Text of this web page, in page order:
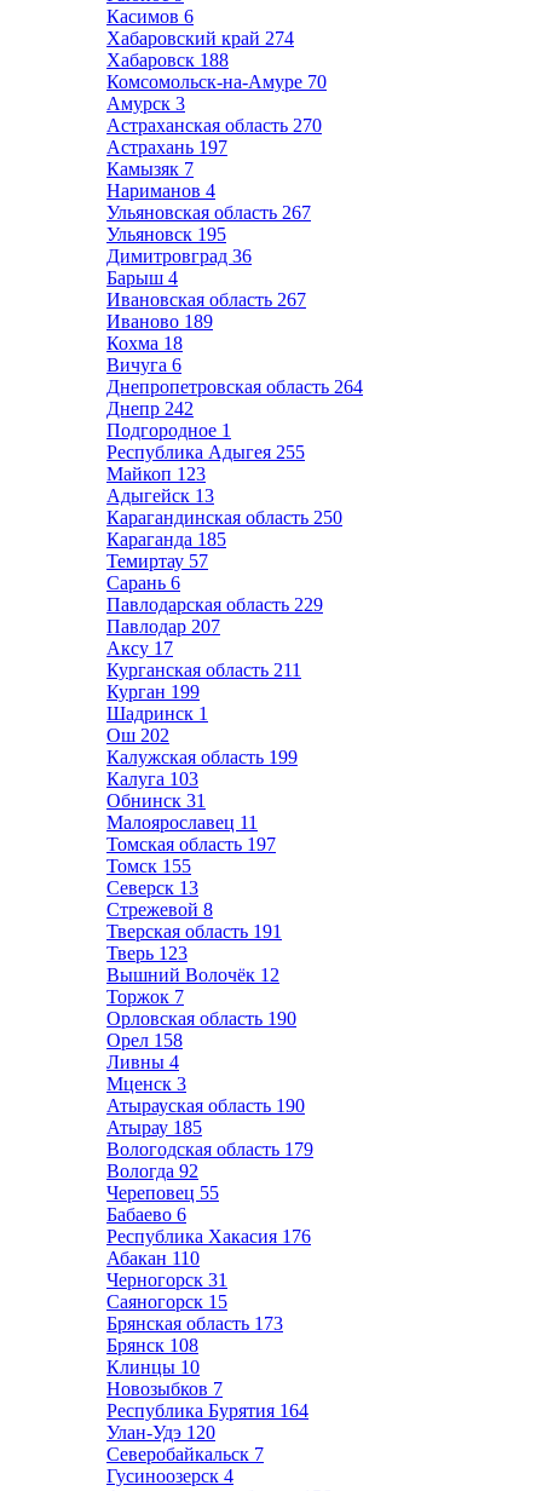
Касимов 6
Хабаровский край 274
Хабаровск 188
Комсомольск-на-Амуре 70
Амурск 3
Астраханская область 270
Астрахань 197
Камызяк 7
Нариманов 4
Ульяновская область 267
Ульяновск 195
Димитровград 36
Барыш 4
Ивановская область 267
Иваново 189
Кохма 18
Вичуга 6
Днепропетровская область 264
Днепр 242
Подгородное 1
Республика Адыгея 255
Майкоп 123
Адыгейск 13
Карагандинская область 250
Караганда 185
Темиртау 57
Сарань 6
Павлодарская область 229
Павлодар 207
Аксу 17
Курганская область 211
Курган 199
Шадринск 1
Ош 202
Калужская область 199
Калуга 103
Обнинск 31
Малоярославец 11
Томская область 197
Томск 155
Северск 13
Стрежевой 8
Тверская область 191
Тверь 123
Вышний Волочёк 12
Торжок 7
Орловская область 190
Орел 158
Ливны 4
Мценск 3
Атырауская область 190
Атырау 185
Вологодская область 179
Вологда 92
Череповец 55
Бабаево 6
Республика Хакасия 176
Абакан 110
Черногорск 31
Саяногорск 15
Брянская область 173
Брянск 108
Клинцы 10
Новозыбков 7
Республика Бурятия 164
Улан-Удэ 120
Северобайкальск 7
Гусиноозерск 4